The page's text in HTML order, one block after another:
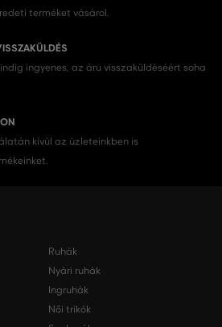
terméket vásárol.
ingyenes, az áru visszaküldéséért soha
kívül az üzleteinkben is
Ruhák
Nyári ruhák
Ingruhák
Női trikók